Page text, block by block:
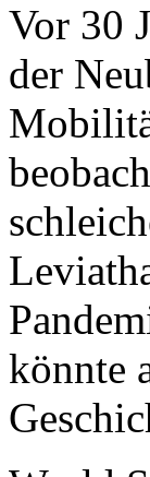
Vor 30
der
könnte